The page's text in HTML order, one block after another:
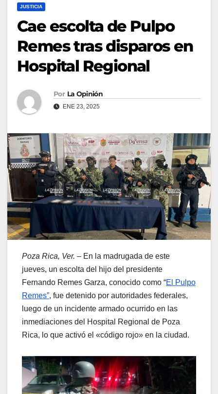
JUSTICIA
Cae escolta de Pulpo
Remes tras disparos en
Hospital Regional
Por La Opinión
ENE 23, 2025
Poza Rica, Ver. – En la madrugada de este
jueves, un escolta del hijo del presidente
Fernando Remes Garza, conocido como “El Pulpo
Remes”, fue detenido por autoridades federales,
luego de un incidente armado ocurrido en las
inmediaciones del Hospital Regional de Poza
Rica, lo que activó el «código rojo» en la ciudad.